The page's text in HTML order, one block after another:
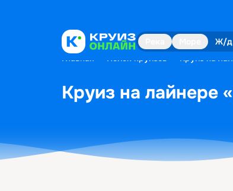
Ж/д
Главная Поиск круизов Круиз на
Круиз на лайнере